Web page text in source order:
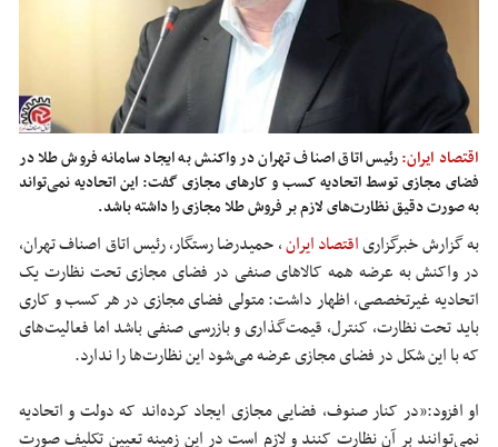
اقتصاد ایران:رئیس اتاق اصناف تهران در واکنش به ایجاد سامانه فروش طلا در
فضای مجازی توسط اتحادیه کسب و کارهای مجازی گفت: این اتحادیه نمی‌تواند
به صورت دقیق نظارت‌های لازم بر فروش طلا مجازی را داشته باشد.
به گزارش خبرگزاریاقتصاد ایران،حمیدرضا رستگار، رئیس اتاق اصناف تهران،
در واکنش به عرضه همه کالاهای صنفی در فضای مجازی تحت نظارت یک
اتحادیه غیرتخصصی، اظهار داشت: متولی فضای مجازی در هر کسب و کاری
باید تحت نظارت، کنترل، قیمت‌گذاری و بازرسی صنفی باشد اما فعالیت‌های
که با این شکل در فضای مجازی عرضه می‌شود این نظارت‌ها را ندارد.
او افزود:«در کنار صنوف، فضایی مجازی ایجاد کرده‌اند که دولت و اتحادیه
نمی‌توانند بر آن نظارت کنند و لازم است در این زمینه تعیین تکلیف صورت